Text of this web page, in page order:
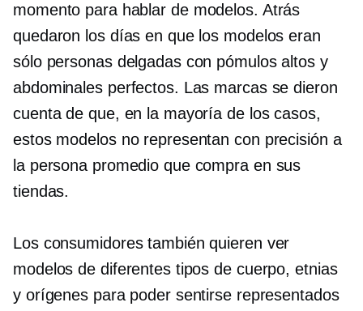
momento para hablar de modelos. Atrás
quedaron los días en que los modelos eran
sólo personas delgadas con pómulos altos y
abdominales perfectos. Las marcas se dieron
cuenta de que, en la mayoría de los casos,
estos modelos no representan con precisión a
la persona promedio que compra en sus
tiendas.
Los consumidores también quieren ver
modelos de diferentes tipos de cuerpo, etnias
y orígenes para poder sentirse representados